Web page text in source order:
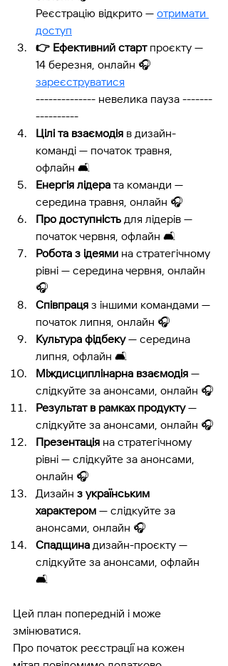
Реєстрацію відкрито — отримати
доступ
👉 Ефективний старт проєкту —
14 березня, онлайн 🎧
зареєструватися
-------------- невелика пауза -------
----------
Цілі та взаємодія в дизайн-
команді — початок травня,
офлайн 🛋️
Енергія лідера та команди —
середина травня, онлайн 🎧
Про доступність для лідерів —
початок червня, офлайн 🛋️
Робота з ідеями на стратегічному
рівні — середина червня, онлайн
🎧
Співпраця з іншими командами —
початок липня, онлайн 🎧
Культура фідбеку — середина
липня, офлайн 🛋️
Міждисциплінарна взаємодія —
слідкуйте за анонсами, онлайн 🎧
Результат в рамках продукту —
слідкуйте за анонсами, онлайн 🎧
Презентація на стратегічному
рівні — слідкуйте за анонсами,
онлайн 🎧
Дизайн з українським
характером — слідкуйте за
анонсами, онлайн 🎧
Спадщина дизайн-проєкту —
слідкуйте за анонсами, офлайн
🛋️
Цей план попередній і може
змінюватися.
Про початок реєстрації на кожен